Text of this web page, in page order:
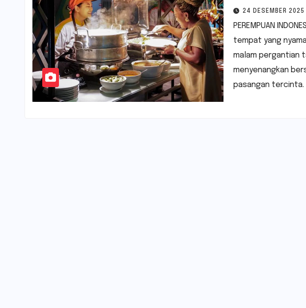
Bundaran
24 DESEMBER 2025
PEREMPUAN
tempat yang
malam pergantian
menyenangkan
pasangan tercinta.